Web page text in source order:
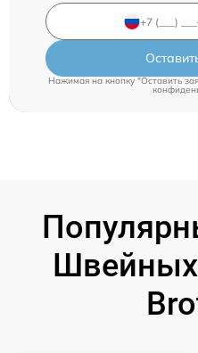
Нажимая на кнопку "Оставить